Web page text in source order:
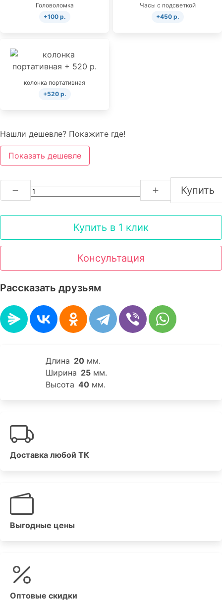
Головоломка
+100 р.
Часы с подсветкой
+450 р.
колонка портативная
+520 р.
Нашли дешевле? Покажите где!
Показать дешевле
Купить
Купить в 1 клик
Консультация
Рассказать друзьям
Длина 20 мм.
Ширина 25 мм.
Высота 40 мм.
Доставка любой ТК
Выгодные цены
Оптовые скидки